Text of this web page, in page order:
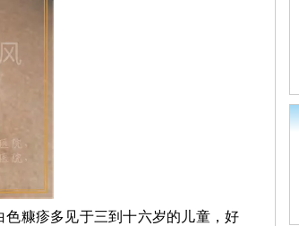
糠疹多见于三到十六岁的儿童，好